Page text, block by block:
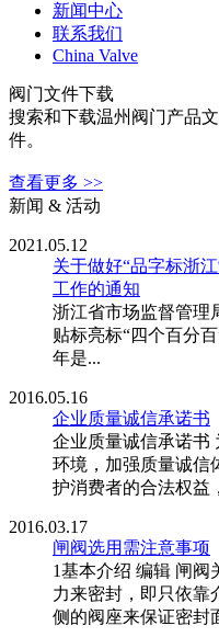
新闻中心
联系我们
China Valve
阀门文件下载
搜索和下载温州阀门产品
件。
查看更多 >>
新闻 & 活动
2021.05.12
关于做好“品字标浙
工作的通知
浙江省市场监督管理
贴标亮标“四个百分
年是...
2016.05.16
企业质量诚信承诺书
企业质量诚信承诺书
环境，加强质量诚信
护消费者的合法权益
2016.03.17
闸阀选用需注意事项
1基本介绍 编辑 闸阀
力来密封，即只依靠
侧的阀座来保证密封